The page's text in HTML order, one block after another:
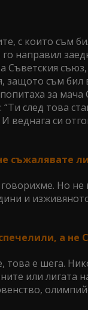
с които съм
направил
съм бил
за
след това
веднага си
съжалявате
Но не
и
а не
това е шега.
или